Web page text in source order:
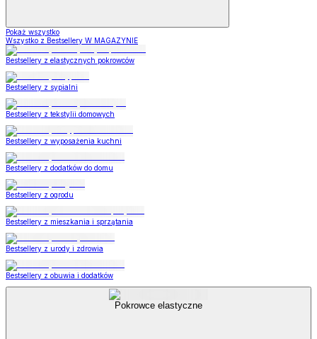
Pokaż wszystko
Wszystko z Bestsellery W MAGAZYNIE
Bestsellery z elastycznych pokrowców
Bestsellery z sypialni
Bestsellery z tekstylii domowych
Bestsellery z wyposażenia kuchni
Bestsellery z dodatków do domu
Bestsellery z ogrodu
Bestsellery z mieszkania i sprzątania
Bestsellery z urody i zdrowia
Bestsellery z obuwia i dodatków
Pokrowce elastyczne